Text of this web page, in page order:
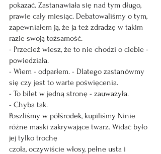
pokazać. Zastanawiała się nad tym długo,
prawie cały miesiąc. Debatowaliśmy o tym,
zapewniałem ją, że ja też zdradzę w takim
razie swoją tożsamość.
- Przecież wiesz, że to nie chodzi o ciebie -
powiedziała.
- Wiem - odparłem. - Dlatego zastanówmy
się czy jest to warte poświęcenia.
- To bilet w jedną stronę - zauważyła.
- Chyba tak.
Poszliśmy w półśrodek, kupiliśmy Ninie
różne maski zakrywające twarz. Widać było
jej tylko trochę
czoła, oczywiście włosy, pełne usta i